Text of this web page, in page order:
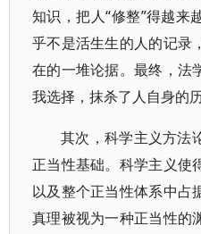
知识，把人“修整”得越来
乎不是活生生的人的记录
在的一堆论据。最终，法
我选择，抹杀了人自身的历
其次，科学主义方法
正当性基础。科学主义使
以及整个正当性体系中占
真理被视为一种正当性的